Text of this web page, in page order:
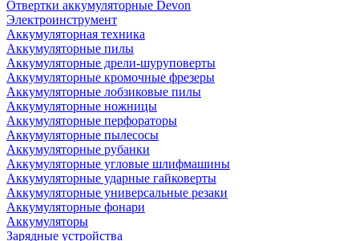
Отвертки аккумуляторные Devon
Электроинструмент
Аккумуляторная техника
Аккумуляторные пилы
Аккумуляторные дрели-шуруповерты
Аккумуляторные кромочные фрезеры
Аккумуляторные лобзиковые пилы
Аккумуляторные ножницы
Аккумуляторные перфораторы
Аккумуляторные пылесосы
Аккумуляторные рубанки
Аккумуляторные угловые шлифмашины
Аккумуляторные ударные гайковерты
Аккумуляторные универсальные резаки
Аккумуляторные фонари
Аккумуляторы
Зарядные устройства